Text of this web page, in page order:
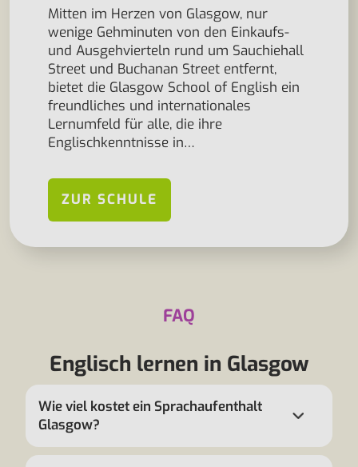
Mitten im Herzen von Glasgow, nur
wenige Gehminuten von den Einkaufs-
und Ausgehvierteln rund um Sauchiehall
Street und Buchanan Street entfernt,
bietet die Glasgow School of English ein
freundliches und internationales
Lernumfeld für alle, die ihre
Englischkenntnisse in…
ZUR SCHULE
FAQ
Englisch lernen in Glasgow
Wie viel kostet ein Sprachaufenthalt
Glasgow?